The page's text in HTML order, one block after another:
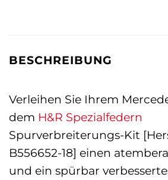
BESCHREIBUNG
Verleihen Sie Ihrem
dem H&R Spezialfedern
Spurverbreiterungs-Kit
B556652-18] einen
und ein spürbar